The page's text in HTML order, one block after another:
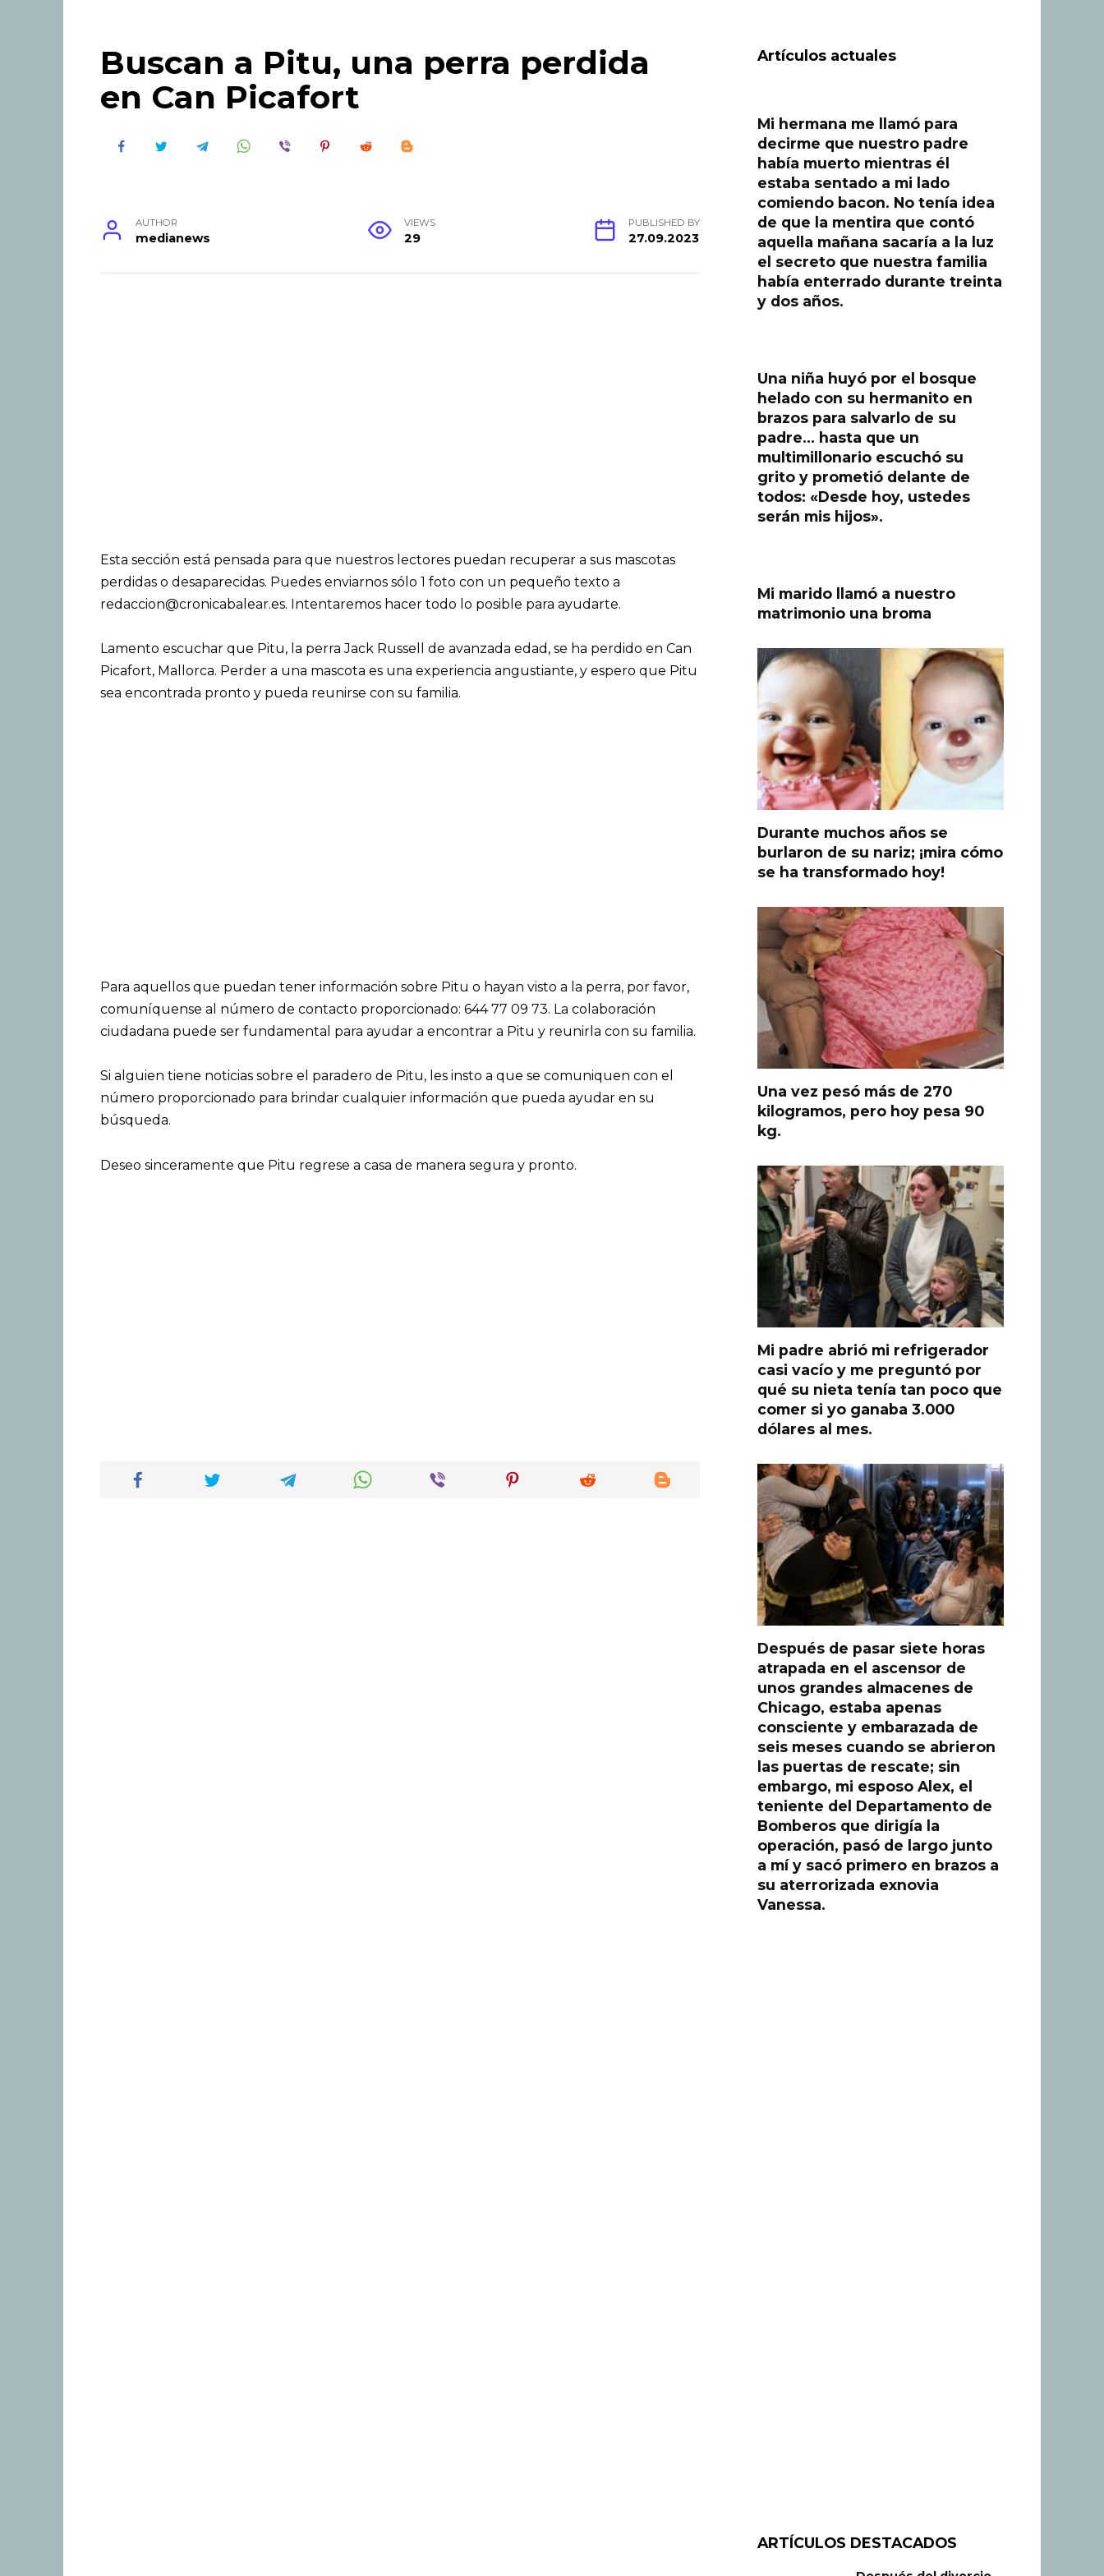
Buscan a Pitu, una perra perdida
en Can Picafort
AUTHOR
medianews
VIEWS
29
PUBLISHED BY
27.09.2023
Esta sección está pensada para que nuestros lectores puedan recuperar a sus mascotas
perdidas o desaparecidas. Puedes enviarnos sólo 1 foto con un pequeño texto a
redaccion@cronicabalear.es. Intentaremos hacer todo lo posible para ayudarte.
Lamento escuchar que Pitu, la perra Jack Russell de avanzada edad, se ha perdido en Can
Picafort, Mallorca. Perder a una mascota es una experiencia angustiante, y espero que Pitu
sea encontrada pronto y pueda reunirse con su familia.
Para aquellos que puedan tener información sobre Pitu o hayan visto a la perra, por favor,
comuníquense al número de contacto proporcionado: 644 77 09 73. La colaboración
ciudadana puede ser fundamental para ayudar a encontrar a Pitu y reunirla con su familia.
Si alguien tiene noticias sobre el paradero de Pitu, les insto a que se comuniquen con el
número proporcionado para brindar cualquier información que pueda ayudar en su
búsqueda.
Deseo sinceramente que Pitu regrese a casa de manera segura y pronto.
Artículos actuales
Mi hermana me llamó para
decirme que nuestro padre
había muerto mientras él
estaba sentado a mi lado
comiendo bacon. No tenía idea
de que la mentira que contó
aquella mañana sacaría a la luz
el secreto que nuestra familia
había enterrado durante treinta
y dos años.
Una niña huyó por el bosque
helado con su hermanito en
brazos para salvarlo de su
padre… hasta que un
multimillonario escuchó su
grito y prometió delante de
todos: «Desde hoy, ustedes
serán mis hijos».
Mi marido llamó a nuestro
matrimonio una broma
Durante muchos años se
burlaron de su nariz; ¡mira cómo
se ha transformado hoy!
Una vez pesó más de 270
kilogramos, pero hoy pesa 90
kg.
Mi padre abrió mi refrigerador
casi vacío y me preguntó por
qué su nieta tenía tan poco que
comer si yo ganaba 3.000
dólares al mes.
Después de pasar siete horas
atrapada en el ascensor de
unos grandes almacenes de
Chicago, estaba apenas
consciente y embarazada de
seis meses cuando se abrieron
las puertas de rescate; sin
embargo, mi esposo Alex, el
teniente del Departamento de
Bomberos que dirigía la
operación, pasó de largo junto
a mí y sacó primero en brazos a
su aterrorizada exnovia
Vanessa.
ARTÍCULOS DESTACADOS